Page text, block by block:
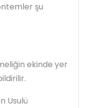
şu
ekinde yer
Usulü